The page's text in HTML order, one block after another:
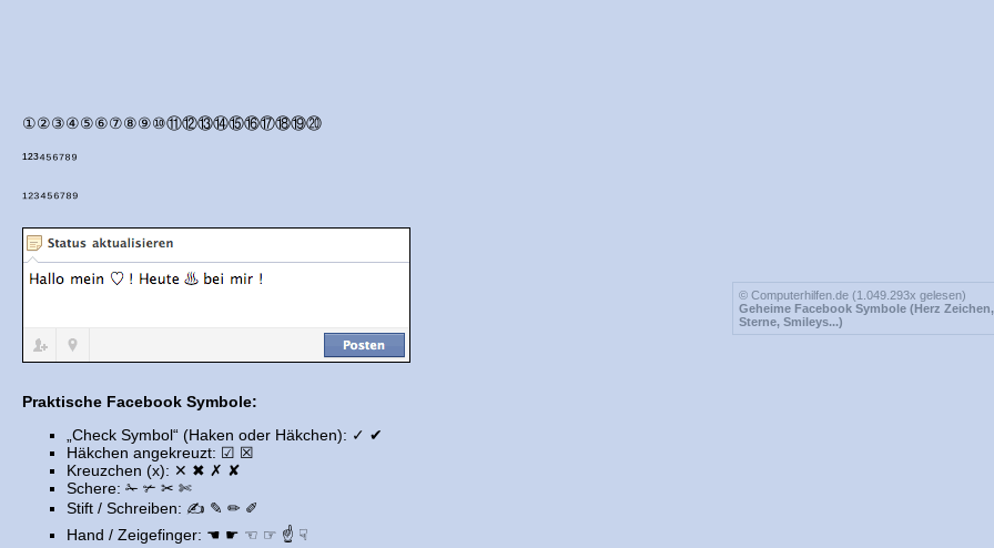
①②③④⑤⑥⑦⑧⑨⑩⑪⑫⑬⑭⑮⑯⑰⑱⑲⑳
¹²³⁴⁵⁶⁷⁸⁹
₁₂₃₄₅₆₇₈₉
Praktische Facebook Symbole:
„Check Symbol“ (Haken oder Häkchen): ✓ ✔
Häkchen angekreuzt: ☑ ☒
Kreuzchen (x): ✕ ✖ ✗ ✘
Schere: ✁ ✃ ✂ ✄
Stift / Schreiben: ✍ ✎ ✏ ✐
Hand / Zeigefinger: ☚ ☛ ☜ ☞ ☝ ☟
© Computerhilfen.de (1.049.293x gelesen)
Geheime Facebook Symbole (Herz
Sterne, Smileys...)